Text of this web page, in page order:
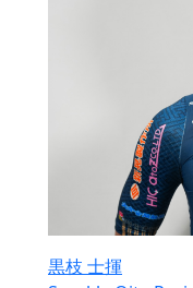
黒枝 士揮